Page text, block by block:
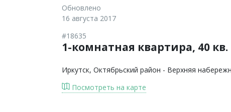
Обновлено
16 августа 2017
1-комнатная квартира, 40
#18635
Иркутск, Октябрьский район - Верхняя
Посмотреть на карте